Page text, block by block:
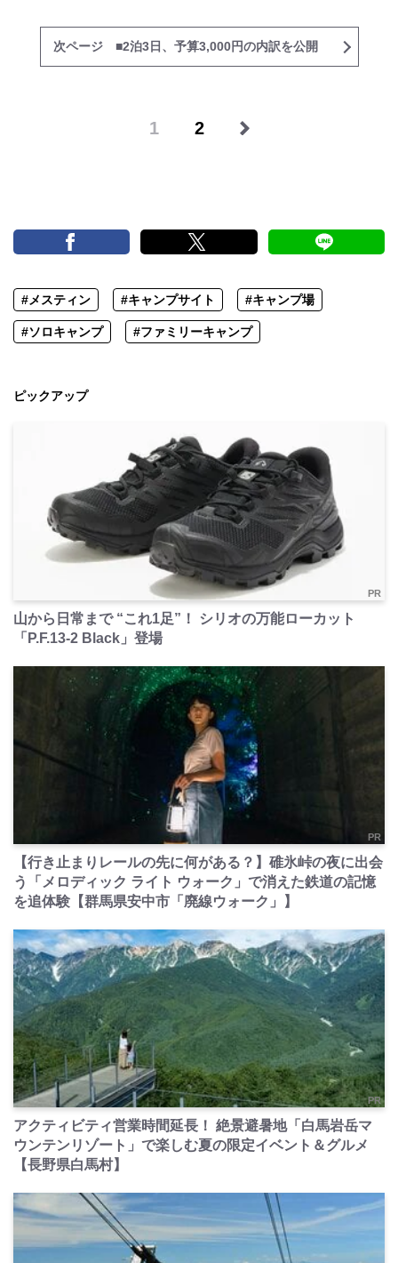
次ページ ■2泊3日、予算3,000円の内訳を公開
1 2
#メスティン #キャンプサイト #キャンプ場
#ソロキャンプ #ファミリーキャンプ
ピックアップ
PR
山から日常まで “これ1足”！ シリオの万能ローカット
「P.F.13-2 Black」登場
PR
【行き止まりレールの先に何がある？】碓氷峠の夜に出会
う「メロディック ライト ウォーク」で消えた鉄道の記憶
を追体験【群馬県安中市「廃線ウォーク」】
PR
アクティビティ営業時間延長！ 絶景避暑地「白馬岩岳マ
ウンテンリゾート」で楽しむ夏の限定イベント＆グルメ
【長野県白馬村】